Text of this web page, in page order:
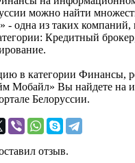
можно найти
- одна из таких компаний,
Кредитный
в категории Финансы,
Мобайл» Вы найдете на
Белоруссии.
отзыв.